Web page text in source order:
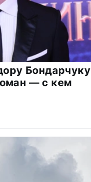
Бондарчуку
— с кем